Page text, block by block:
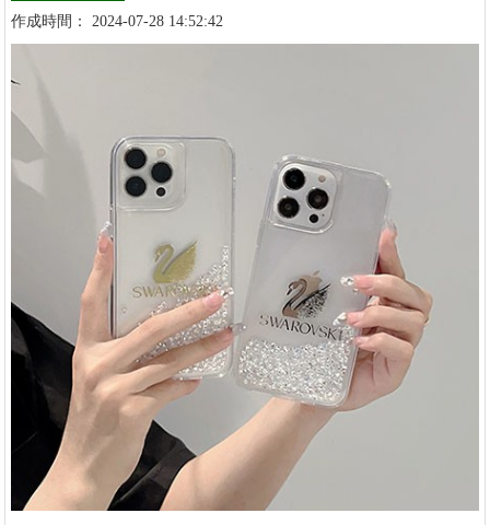
作成時間： 2024-07-28 14:52:42